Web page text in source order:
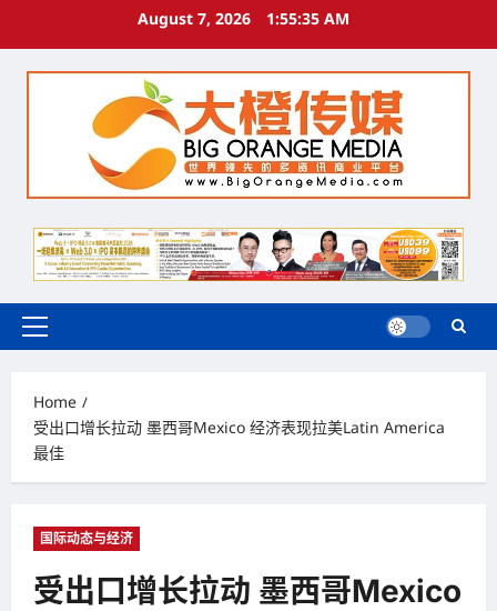
August 7, 2026 1:55:35 AM
Primary
Home
受出口增长拉动 墨西哥Mexico 经济表现拉美Latin America
最佳
国际动态与经济
受出口增长拉动 墨西哥Mexico